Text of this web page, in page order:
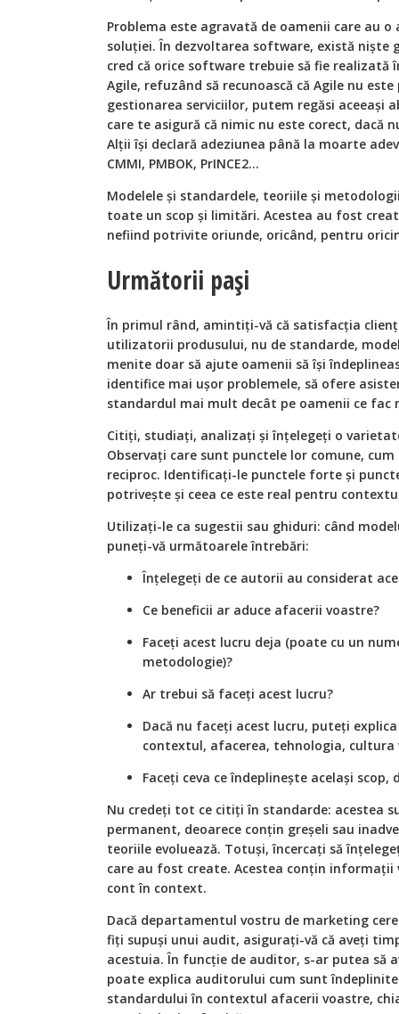
Problema este agravată de oamenii care au
soluției. În dezvoltarea software, există niște
cred că orice software trebuie să fie
Agile, refuzând să recunoască că Agile nu
gestionarea serviciilor, putem regăsi aceeași
care te asigură că nimic nu este corect, dacă
Alții își declară adeziunea până la moarte
CMMI, PMBOK, PrINCE2…
Modelele și standardele, teoriile și
toate un scop și limitări. Acestea au fost
nefiind potrivite oriunde, oricând, pentru
Următorii pași
În primul rând, amintiți-vă că satisfacția
utilizatorii produsului, nu de standarde,
menite doar să ajute oamenii să își
identifice mai ușor problemele, să ofere
standardul mai mult decât pe oamenii ce fac
Citiți, studiați, analizați și înțelegeți o
Observați care sunt punctele lor comune,
reciproc. Identificați-le punctele forte și
potrivește și ceea ce este real pentru
Utilizați-le ca sugestii sau ghiduri: când
puneți-vă următoarele întrebări:
Înțelegeți de ce autorii au considerat
Ce beneficii ar aduce afacerii voastre?
Faceți acest lucru deja (poate cu un
metodologie)?
Ar trebui să faceți acest lucru?
Dacă nu faceți acest lucru, puteți
contextul, afacerea, tehnologia, cultura
Faceți ceva ce îndeplinește același scop,
Nu credeți tot ce citiți în standarde: acestea
permanent, deoarece conțin greșeli sau
teoriile evoluează. Totuși, încercați să
care au fost create. Acestea conțin
cont în context.
Dacă departamentul vostru de marketing
fiți supuși unui audit, asigurați-vă că aveți
acestuia. În funcție de auditor, s-ar putea să
poate explica auditorului cum sunt
standardului în contextul afacerii voastre,